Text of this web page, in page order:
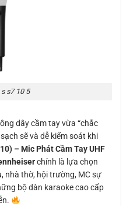
s7 10 5
dây cầm tay vừa “chắc
sẽ và dễ kiểm soát khi
– Mic Phát Cầm Tay UHF
chính là lựa chọn
nhà thờ, hội trường, MC sự
bộ dàn karaoke cao cấp